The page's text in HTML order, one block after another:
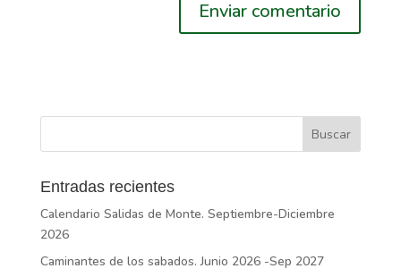
Entradas recientes
Calendario Salidas de Monte. Septiembre-Diciembre
2026
Caminantes de los sabados. Junio 2026 -Sep 2027